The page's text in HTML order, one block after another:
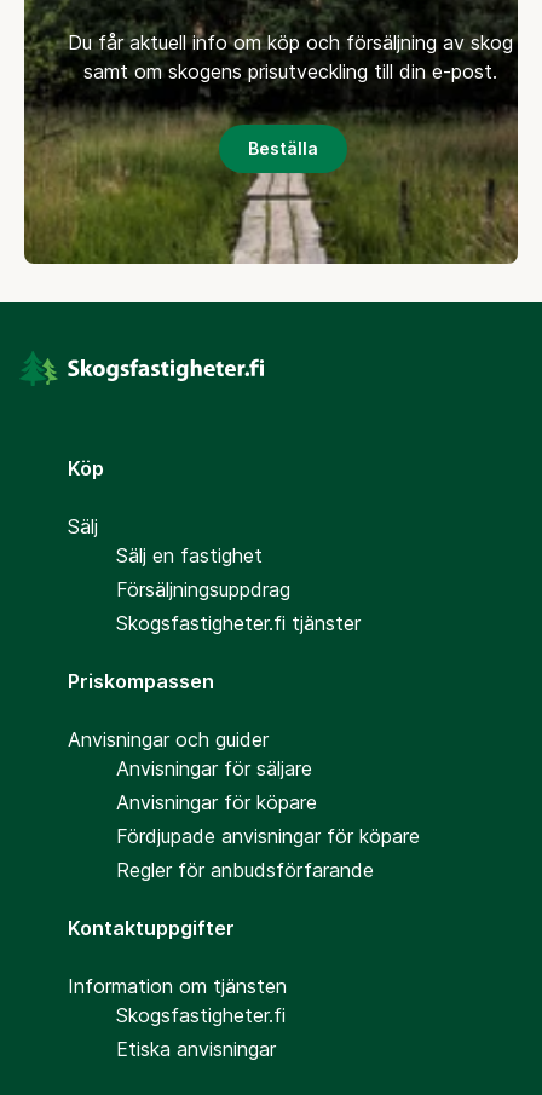
Du får aktuell info om köp och försäljning av skog
samt om skogens prisutveckling till din e-post.
Beställa
Köp
Sälj
Sälj en fastighet
Försäljningsuppdrag
Skogsfastigheter.fi tjänster
Priskompassen
Anvisningar och guider
Anvisningar för säljare
Anvisningar för köpare
Fördjupade anvisningar för köpare
Regler för anbudsförfarande
Kontaktuppgifter
Information om tjänsten
Skogsfastigheter.fi
Etiska anvisningar